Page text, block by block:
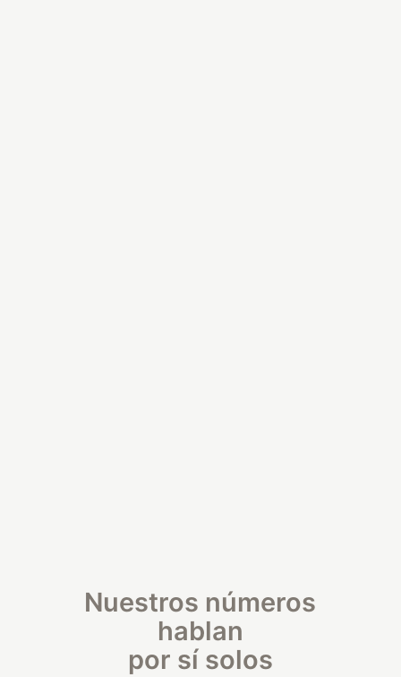
Nuestros números
hablan
por sí solos